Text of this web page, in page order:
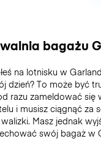
bagażu
na lotnisku w
dzień? To może być
razu zameldować się
i musisz ciągnąć za
Masz jednak
swój bagaż w